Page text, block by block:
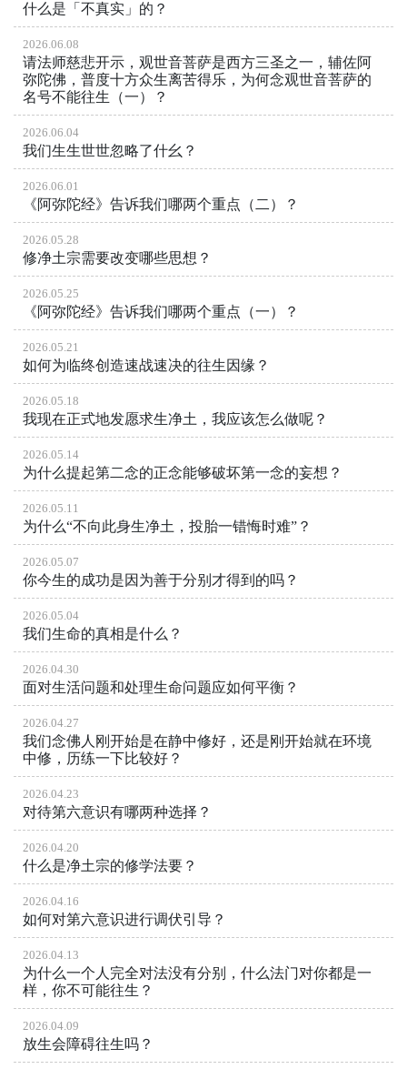
什么是「不真实」的？
2026.06.08
请法师慈悲开示，观世音菩萨是西方三圣之一，辅佐阿
弥陀佛，普度十方众生离苦得乐，为何念观世音菩萨的
名号不能往生（一）？
2026.06.04
我们生生世世忽略了什幺？
2026.06.01
《阿弥陀经》告诉我们哪两个重点（二）？
2026.05.28
修净土宗需要改变哪些思想？
2026.05.25
《阿弥陀经》告诉我们哪两个重点（一）？
2026.05.21
如何为临终创造速战速决的往生因缘？
2026.05.18
我现在正式地发愿求生净土，我应该怎么做呢？
2026.05.14
为什么提起第二念的正念能够破坏第一念的妄想？
2026.05.11
为什么“不向此身生净土，投胎一错悔时难”？
2026.05.07
你今生的成功是因为善于分别才得到的吗？
2026.05.04
我们生命的真相是什么？
2026.04.30
面对生活问题和处理生命问题应如何平衡？
2026.04.27
我们念佛人刚开始是在静中修好，还是刚开始就在环境
中修，历练一下比较好？
2026.04.23
对待第六意识有哪两种选择？
2026.04.20
什么是净土宗的修学法要？
2026.04.16
如何对第六意识进行调伏引导？
2026.04.13
为什么一个人完全对法没有分别，什么法门对你都是一
样，你不可能往生？
2026.04.09
放生会障碍往生吗？